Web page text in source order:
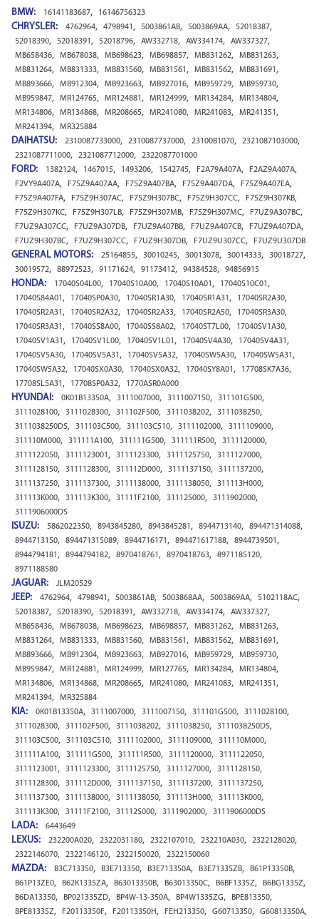
BMW: 16141183687, 16146756323
CHRYSLER: 4762964, 4798941 , 5003861AB, 5003869AA, 52018387,
52018390, 52018391 , 52018796, AW332718, AW334174, AW337327,
MB658436, MB678038, MB698623, MB698857, MB831262, MB831263,
MB831264, MB831333, MB831560, MB831561 , MB831562, MB831691 ,
MB893666, MB912304, MB923663, MB927016, MB959729, MB959730,
MB959847, MR124765, MR124881 , MR124999, MR134284, MR134804,
MR134806, MR134868, MR208665, MR241080, MR241083, MR241351 ,
MR241394, MR325884
DAIHATSU: 2310087733000, 2310087737000, 23100B1070, 2321087103000,
2321087711000, 2321087712000, 2322087701000
FORD: 1382124, 1467015, 1493206, 1542745, F2A79A407A, F2AZ9A407A,
F2VY9A407A, F75Z9A407AA, F75Z9A407BA, F75Z9A407DA, F75Z9A407EA,
F75Z9A407FA, F75Z9H307AC, F75Z9H307BC, F75Z9H307CC, F75Z9H307KB,
F75Z9H307KC, F75Z9H307LB, F75Z9H307MB, F75Z9H307MC, F7UZ9A307BC,
F7UZ9A307CC, F7UZ9A307DB, F7UZ9A407BB, F7UZ9A407CB, F7UZ9A407DA,
F7UZ9H307BC, F7UZ9H307CC, F7UZ9H307DB, F7UZ9U307CC, F7UZ9U307DB
GENERAL MOTORS: 25164855, 30010245, 30013078, 30014333, 30018727,
30019572, 88972523, 91171624, 91173412, 94384528, 94856915
HONDA: 17040S04L00, 17040S10A00, 17040S10A01 , 17040S10C01 ,
17040S84A01 , 17040SP0A30, 17040SR1A30, 17040SR1A31 , 17040SR2A30,
17040SR2A31 , 17040SR2A32, 17040SR2A33, 17040SR2A50, 17040SR3A30,
17040SR3A31 , 17040SS8A00, 17040SS8A02, 17040ST7L00, 17040SV1A30,
17040SV1A31 , 17040SV1L00, 17040SV1L01 , 17040SV4A30, 17040SV4A31 ,
17040SV5A30, 17040SV5A31 , 17040SV5A32, 17040SW5A30, 17040SW5A31 ,
17040SW5A32, 17040SX0A30, 17040SX0A32, 17040SY8A01 , 17708SK7A36,
17708SL5A31 , 17708SP0A32, 1770ASR0A000
HYUNDAI: 0K01B13350A, 3111007000, 3111007150, 311101G500,
3111028100, 3111028300, 311102F500, 3111038202, 3111038250,
3111038250DS, 311103C500, 311103C510, 3111102000, 3111109000,
311110M000, 311111A100, 311111G500, 311111R500, 3111120000,
3111122050, 3111123001 , 3111123300, 3111125750, 3111127000,
3111128150, 3111128300, 311112D000, 3111137150, 3111137200,
3111137250, 3111137300, 3111138000, 3111138050, 311113H000,
311113K000, 311113K300, 31111F2100, 31112S000, 3111902000,
3111906000DS
ISUZU: 5862022350, 8943845280, 8943845281 , 8944713140, 894471314088,
8944713150, 894471315089, 8944716171 , 894471617188, 8944739501 ,
8944794181 , 8944794182, 8970418761 , 8970418763, 8971185120,
8971188580
JAGUAR: JLM20529
JEEP: 4762964, 4798941 , 5003861AB, 5003868AA, 5003869AA, 5102118AC,
52018387, 52018390, 52018391 , AW332718, AW334174, AW337327,
MB658436, MB678038, MB698623, MB698857, MB831262, MB831263,
MB831264, MB831333, MB831560, MB831561 , MB831562, MB831691 ,
MB893666, MB912304, MB923663, MB927016, MB959729, MB959730,
MB959847, MR124881 , MR124999, MR127765, MR134284, MR134804,
MR134806, MR134868, MR208665, MR241080, MR241083, MR241351 ,
MR241394, MR325884
KIA: 0K01B13350A, 3111007000, 3111007150, 311101G500, 3111028100,
3111028300, 311102F500, 3111038202, 3111038250, 3111038250DS,
311103C500, 311103C510, 3111102000, 3111109000, 311110M000,
311111A100, 311111G500, 311111R500, 3111120000, 3111122050,
3111123001 , 3111123300, 3111125750, 3111127000, 3111128150,
3111128300, 311112D000, 3111137150, 3111137200, 3111137250,
3111137300, 3111138000, 3111138050, 311113H000, 311113K000,
311113K300, 31111F2100, 31112S000, 3111902000, 3111906000DS
LADA: 6443649
LEXUS: 232200A020, 2322031180, 2322107010, 232210A030, 2322128020,
2322146070, 2322146120, 2322150020, 2322150060
MAZDA: B3C713350, B3E713350, B3E713350A, B3E71335ZB, B61P13350B,
B61P13ZE0, B62K1335ZA, B63013350B, B63013350C, B6BF1335Z, B6BG1335Z,
B6DA13350, BP021335ZD, BP4W-13-350A, BP4W1335ZG, BPE813350,
BPE81335Z, F20113350F, F20113350H, FEH213350, G60713350, G60813350A,